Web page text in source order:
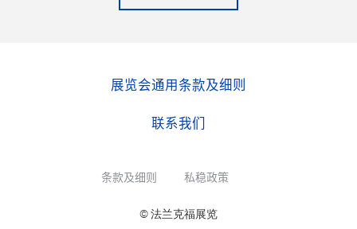
展览会通用条款及细则
联系我们
条款及细则 私稳政策
© 法兰克福展览